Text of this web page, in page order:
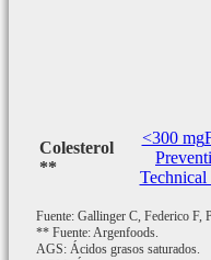
Colesterol
**
<300 mg
Technical
Fuente: Gallinger C, Federico F,
** Fuente: Argenfoods.
AGS: Ácidos grasos saturados.